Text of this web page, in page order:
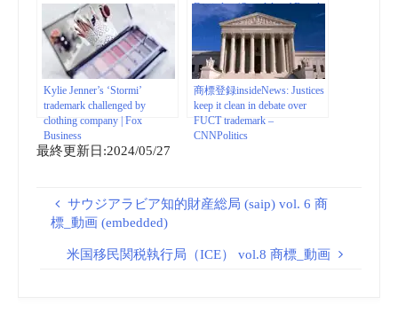
Denied to ‘Scandalous’ Brands
| Valley News
Kylie Jenner’s ‘Stormi’
trademark challenged by
clothing company | Fox
Business
商標登録insideNews: Justices
keep it clean in debate over
FUCT trademark –
CNNPolitics
最終更新日:2024/05/27
サウジアラビア知的財産総局 (saip) vol. 6 商
標_動画 (embedded)
米国移民関税執行局（ICE） vol.8 商標_動画